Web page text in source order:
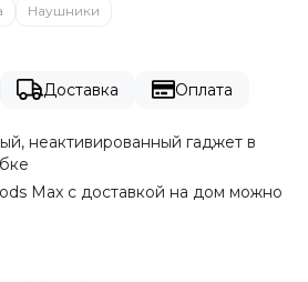
Наушники
Доставка Оплата
неактивированный гаджет в
Max с доставкой на дом можно